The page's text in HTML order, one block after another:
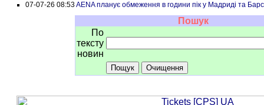
07-07-26 08:53AENA планує обмеження в години пік у Мадриді та
Пошук
По
тексту
новин